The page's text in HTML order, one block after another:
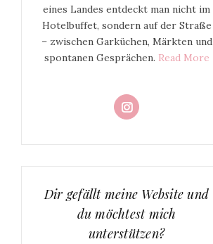
eines Landes entdeckt man nicht im
Hotelbuffet, sondern auf der Straße
– zwischen Garküchen, Märkten und
spontanen Gesprächen. Read More
Dir gefällt meine Website und
du möchtest mich
unterstützen?